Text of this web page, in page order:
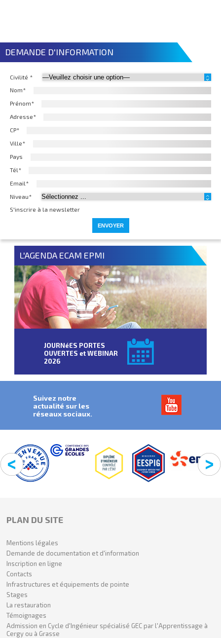
DEMANDE D'INFORMATION
Civilité *
Nom*
Prénom*
Adresse*
CP*
Ville*
Pays
Tél*
Email*
Niveau*
S'inscrire à la newsletter
L'AGENDA ECAM EPMI
JOURNéES PORTES
OUVERTES et WEBINAR
2026
Suivez notre
actualité sur les
réseaux sociaux.
PLAN DU SITE
Mentions légales
Demande de documentation et d'information
Inscription en ligne
Contacts
Infrastructures et équipements de pointe
Stages
La restauration
Témoignages
Admission en Cycle d'Ingénieur spécialisé GEC par l'Apprentissage à
Cergy ou à Grasse